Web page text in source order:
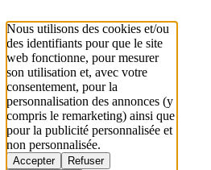
Nous utilisons des cookies et/ou
des identifiants pour que le site
web fonctionne, pour mesurer
son utilisation et, avec votre
consentement, pour la
personnalisation des annonces (y
compris le remarketing) ainsi que
pour la publicité personnalisée et
non personnalisée.
Accepter
Refuser